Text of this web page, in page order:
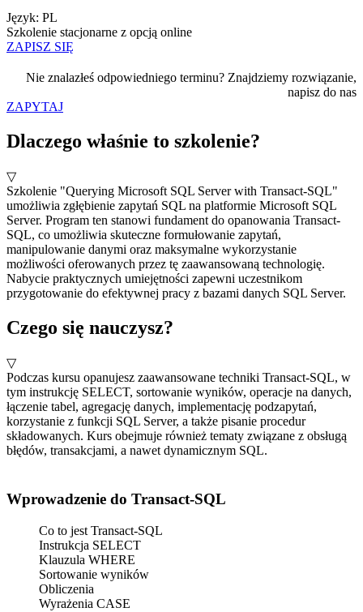
Język: PL
Szkolenie stacjonarne z opcją online
ZAPISZ SIĘ
Nie znalazłeś odpowiedniego terminu? Znajdziemy rozwiązanie,
napisz do nas
ZAPYTAJ
Dlaczego właśnie to szkolenie?
▽
Szkolenie "Querying Microsoft SQL Server with Transact-SQL"
umożliwia zgłębienie zapytań SQL na platformie Microsoft SQL
Server. Program ten stanowi fundament do opanowania Transact-
SQL, co umożliwia skuteczne formułowanie zapytań,
manipulowanie danymi oraz maksymalne wykorzystanie
możliwości oferowanych przez tę zaawansowaną technologię.
Nabycie praktycznych umiejętności zapewni uczestnikom
przygotowanie do efektywnej pracy z bazami danych SQL Server.
Czego się nauczysz?
▽
Podczas kursu opanujesz zaawansowane techniki Transact-SQL, w
tym instrukcję SELECT, sortowanie wyników, operacje na danych,
łączenie tabel, agregację danych, implementację podzapytań,
korzystanie z funkcji SQL Server, a także pisanie procedur
składowanych. Kurs obejmuje również tematy związane z obsługą
błędów, transakcjami, a nawet dynamicznym SQL.
Wprowadzenie do Transact-SQL
Co to jest Transact-SQL
Instrukcja SELECT
Klauzula WHERE
Sortowanie wyników
Obliczenia
Wyrażenia CASE